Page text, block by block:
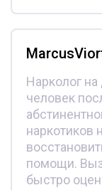
Нарколог
человек
наркотиков
помощи.
быстро